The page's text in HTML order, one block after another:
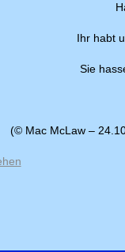
Ihr habt
Sie
(© Mac McLaw –